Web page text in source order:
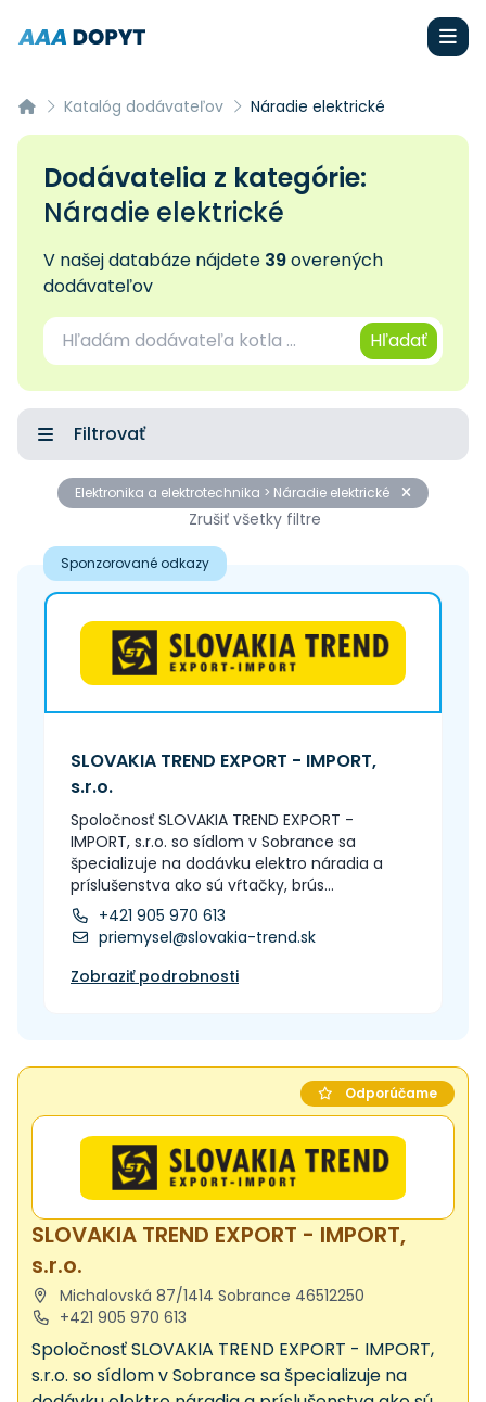
Katalóg dodávateľov Náradie elektrické
Dodávatelia z kategórie:
Náradie elektrické
V našej databáze nájdete 39overených
dodávateľov
Hľadať
Filtrovať
Elektronika a elektrotechnika > Náradie elektrické
Zrušiť všetky filtre
Sponzorované odkazy
SLOVAKIA TREND EXPORT - IMPORT,
s.r.o.
Spoločnosť SLOVAKIA TREND EXPORT -
IMPORT, s.r.o. so sídlom v Sobrance sa
špecializuje na dodávku elektro náradia a
príslušenstva ako sú vŕtačky, brús...
+421 905 970 613
priemysel@slovakia-trend.sk
Zobraziť podrobnosti
Odporúčame
SLOVAKIA TREND EXPORT - IMPORT,
s.r.o.
Michalovská 87/1414 Sobrance 46512250
+421 905 970 613
Spoločnosť SLOVAKIA TREND EXPORT - IMPORT,
s.r.o. so sídlom v Sobrance sa špecializuje na